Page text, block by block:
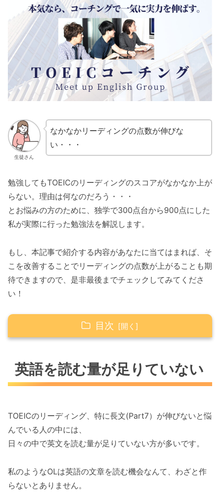
生徒さん
なかなかリーディングの点数が伸びな
い・・・
勉強してもTOEICのリーディングのスコアがなかなか上が
らない。理由は何なのだろう・・・
とお悩みの方のために、独学で300点台から900点にした
私が実際に行った勉強法を解説します。
もし、本記事で紹介する内容があなたに当てはまれば、そ
こを改善することでリーディングの点数が上がることも期
待できますので、是非最後までチェックしてみてくださ
い！
目次
単語力が足りていない
TOEIC学習はコーチングがおすすめ。初月半額
キャンペーン実施中
英語を読む量が足りていない
TOEICのリーディング、特に長文(Part7）が伸びないと悩
んでいる人の中には、
日々の中で英文を読む量が足りていない方が多いです。
私のようなOLは英語の文章を読む機会なんて、わざと作
らないとありません。